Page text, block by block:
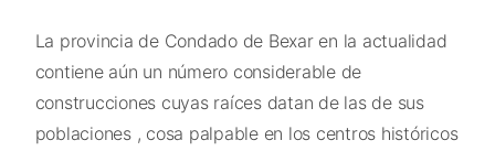
La provincia de Condado de Bexar en la actualidad
contiene aún un número considerable de
construcciones cuyas raíces datan de las de sus
poblaciones , cosa palpable en los centros históricos